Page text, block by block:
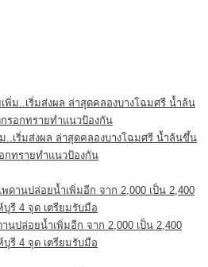
ม..เริ่มส่งผล ล่าสุดคลองบางโฉมศรี น้ำล้นขึ้น
กทรายทำแนวป้องกัน
นปล่อยน้ำเพิ่มอีก จาก 2,000 เป็น 2,400
รี 4 จุด เตรียมรับมือ